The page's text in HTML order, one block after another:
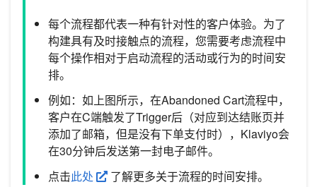
每个流程都代表一种有针对性的客户体验。为了
构建具有及时接触点的流程，您需要考虑流程中
每个操作相对于启动流程的活动或行为的时间安
排。
例如：如上图所示，在Abandoned Cart流程中，
客户在C端触发了Trigger后（对应到达结账页并
添加了邮箱，但是没有下单支付时），Klaviyo会
在30分钟后发送第一封电子邮件。
点击此处 了解更多关于流程的时间安排。